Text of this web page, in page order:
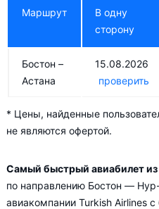
Необходимо учесть, что в
оставшихся до вылета, цена
Aviasales.by советует купить
перелёта, ориентируясь на
возможности.
Маршрут
В одну
сторону
Бостон –
Астана
15.08.2026
проверить
* Цены, найденные пользователями за последние 48 часов,
не являются офертой.
Самый быстрый авиабилет из
по направлению Бостон — Нур-
авиакомпании Turkish Airlines с ближайшим вылетом